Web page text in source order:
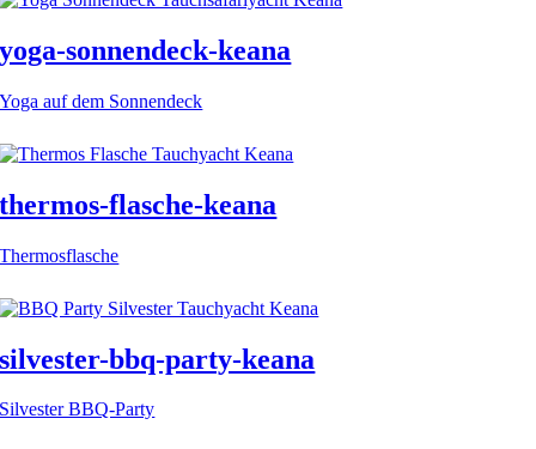
yoga-sonnendeck-keana
Yoga auf dem Sonnendeck
thermos-flasche-keana
Thermosflasche
silvester-bbq-party-keana
Silvester BBQ-Party